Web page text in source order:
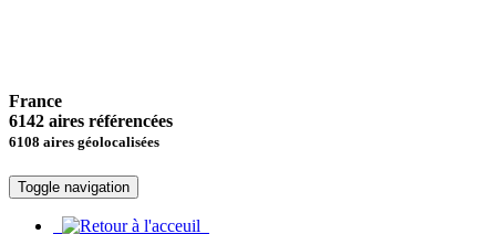
France
6142 aires référencées
6108 aires géolocalisées
Toggle navigation